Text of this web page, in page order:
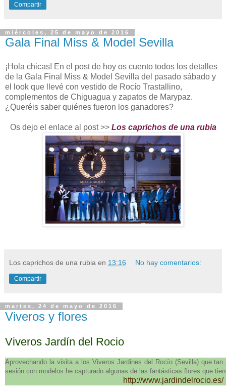
Compartir
miércoles, 25 de mayo de 2016
Gala Final Miss & Model Sevilla
¡Hola chicas! En el post de hoy os cuento todos los detalles
de la Gala Final Miss & Model Sevilla del pasado sábado y
el look que llevé con vestido de Rocío Trastallino,
complementos de Chiguagua y zapatos de Marypaz.
¿Queréis saber quiénes fueron los ganadores?
Os dejo el enlace al post >> Los caprichos de una rubia
Los caprichos de una rubia en 13:16 No hay comentarios:
Compartir
martes, 24 de mayo de 2016
Viveros y flores
Viveros Jardín del Rocio
Aprovechando la visita a los Viveros Jardines del Rocío (Sevilla) que tan
sesión con modelos he capturado algunas de las fantásticas flores que
http://www.jardindelrocio.es/